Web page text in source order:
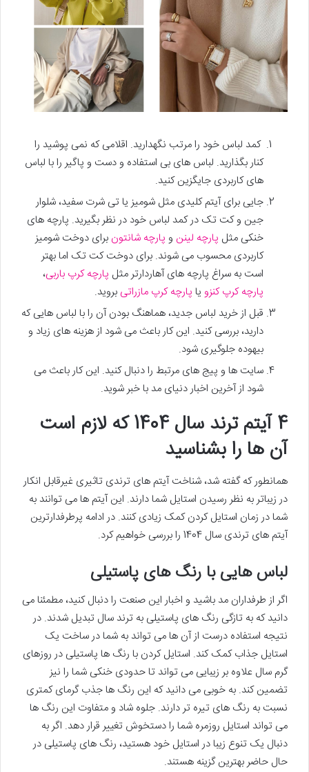
کمد لباس خود را مرتب نگهدارید. اقلامی که نمی پوشید را
کنار بگذارید. لباس های بی استفاده و دست و پاگیر را با لباس
های کاربردی جایگزین کنید.
جایی برای آیتم کلیدی مثل شومیز یا تی شرت سفید، شلوار
جین و کت تک در کمد لباس خود در نظر بگیرید. پارچه های
خنکی مثل پارچه لینن و پارچه شانتون برای دوخت شومیز
کاربردی محسوب می شوند. برای دوخت کت تک اما بهتر
است به سراغ پارچه های آهاردارتر مثل پارچه کرپ باربی،
پارچه کرپ کنزو یا پارچه کرپ مازراتی بروید.
قبل از خرید لباس جدید، هماهنگ بودن آن را با لباس هایی که
دارید، بررسی کنید. این کار باعث می شود از هزینه های زیاد و
بیهوده جلوگیری شود.
سایت ها و پیج های مرتبط را دنبال کنید. این کار باعث می
شود از آخرین اخبار دنیای مد با خبر شوید.
4 آیتم ترند سال 1404 که لازم است
آن ها را بشناسید
همانطور که گفته شد، شناخت آیتم های ترندی تاثیری غیرقابل انکار
در زیباتر به نظر رسیدن استایل شما دارند. این آیتم ها می توانند به
شما در زمان استایل کردن کمک زیادی کنند. در ادامه پرطرفدارترین
آیتم های ترندی سال 1404 را بررسی خواهیم کرد.
لباس هایی با رنگ های پاستیلی
اگر از طرفداران مد باشید و اخبار این صنعت را دنبال کنید، مطمئنا می
دانید که به تازگی رنگ های پاستیلی به ترند سال تبدیل شدند. در
نتیجه استفاده درست از آن ها می تواند به شما در ساخت یک
استایل جذاب کمک کند. استایل کردن با رنگ ها پاستیلی در روزهای
گرم سال علاوه بر زیبایی می تواند تا حدودی خنکی شما را نیز
تضمین کند. به خوبی می دانید که این رنگ ها جذب گرمای کمتری
نسبت به رنگ های تیره تر دارند. جلوه شاد و متفاوت این رنگ ها
می تواند استایل روزمره شما را دستخوش تغییر قرار دهد. اگر به
دنبال یک تنوع زیبا در استایل خود هستید، رنگ های پاستیلی در
حال حاضر بهترین گزینه هستند.